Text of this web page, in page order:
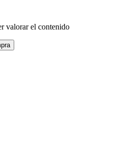
valorar el contenido